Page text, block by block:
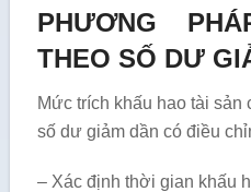
PHƯƠNG
THEO SỐ DƯ
Mức trích khấu hao tài
số dư giảm dần có điều
– Xác định thời gian khấu